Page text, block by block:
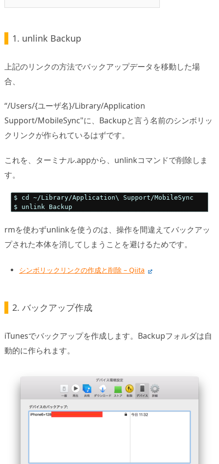
1. unlink Backup
上記のリンクの方法でバックアップデータを移動した場
合、
“/Users/{ユーザ名}/Library/Application
Support/MobileSync"に、Backupと言う名前のシンボリッ
クリンクが作られているはずです。
これを、ターミナル.appから、unlinkコマンドで削除しま
す。
$ cd ~/Library/Application\ Support/MobileSync
rmを使わずunlinkを使うのは、操作を間違えてバックアッ
プされた本体を消してしまうことを避けるためです。
シンボリックリンクの作成と削除 – Qiita
2. バックアップ作成
iTunesでバックアップを作成します。Backupフォルダは自
動的に作られます。